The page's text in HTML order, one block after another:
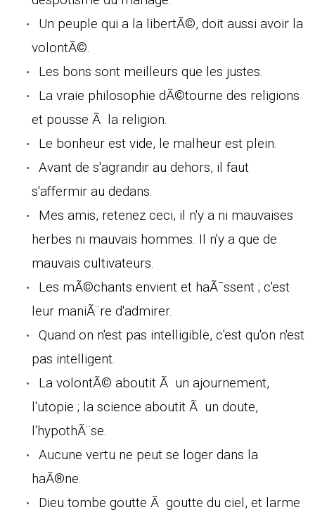
Un peuple qui a la libertÃ©, doit aussi avoir la
volontÃ©.
Les bons sont meilleurs que les justes.
La vraie philosophie dÃ©tourne des religions
et pousse Ã la religion.
Le bonheur est vide, le malheur est plein.
Avant de s'agrandir au dehors, il faut
s'affermir au dedans.
Mes amis, retenez ceci, il n'y a ni mauvaises
herbes ni mauvais hommes. Il n'y a que de
mauvais cultivateurs.
Les mÃ©chants envient et haÃ¯ssent ; c'est
leur maniÃ¨re d'admirer.
Quand on n'est pas intelligible, c'est qu'on n'est
pas intelligent.
La volontÃ© aboutit Ã un ajournement,
l'utopie ; la science aboutit Ã un doute,
l'hypothÃ¨se.
Aucune vertu ne peut se loger dans la
haÃ®ne.
Dieu tombe goutte Ã goutte du ciel, et larme